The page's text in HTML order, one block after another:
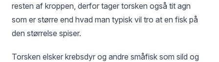
resten af kroppen, derfor tager torsken også tit agn
som er større end hvad man typisk vil tro at en fisk på
den størrelse spiser.
Torsken elsker krebsdyr og andre småfisk som sild og